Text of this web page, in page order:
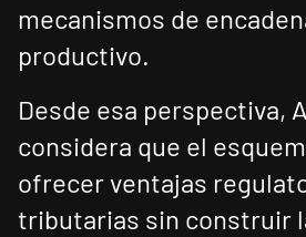
mecanismos de
productivo.
Desde esa perspectiva,
considera que el
ofrecer ventajas
tributarias sin construir